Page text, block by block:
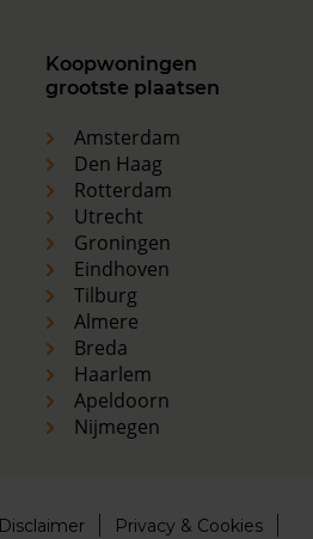
Koopwoningen
grootste plaatsen
Amsterdam
Den Haag
Rotterdam
Utrecht
Groningen
Eindhoven
Tilburg
Almere
Breda
Haarlem
Apeldoorn
Nijmegen
Disclaimer Privacy & Cookies